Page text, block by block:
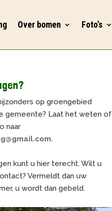
Over bomen Foto’s
op groengebied
gemeente? Laat het weten of
naar
.
kunt u hier terecht. Wilt u
Vermeldt dan uw
u wordt dan gebeld.